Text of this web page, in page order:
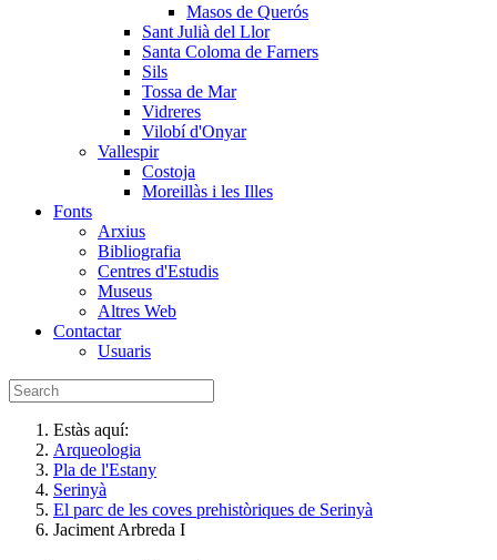
Masos de Querós
Sant Julià del Llor
Santa Coloma de Farners
Sils
Tossa de Mar
Vidreres
Vilobí d'Onyar
Vallespir
Costoja
Moreillàs i les Illes
Fonts
Arxius
Bibliografia
Centres d'Estudis
Museus
Altres Web
Contactar
Usuaris
Estàs aquí:
Arqueologia
Pla de l'Estany
Serinyà
El parc de les coves prehistòriques de Serinyà
Jaciment Arbreda I